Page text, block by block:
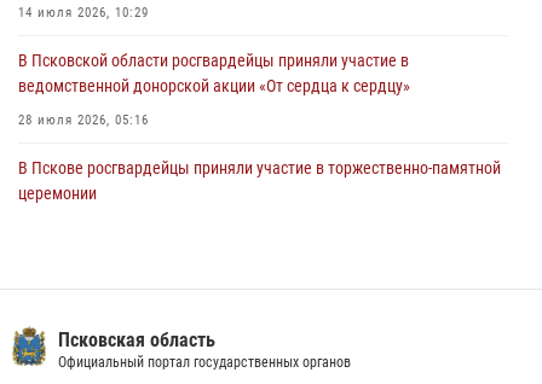
Росгвардейцы одержали победу
14 июля 2026, 10:29
В Псковской области росгвардейцы приняли участие в
ведомственной донорской акции «От сердца к сердцу»
28 июля 2026, 05:16
В Пскове росгвардейцы приняли участие в торжественно-памятной
церемонии
сотрудников вневедомственной охраны Росгвардии, Псковские
Росгвардейцы одержали победу
Псковская область
Официальный портал государственных органов